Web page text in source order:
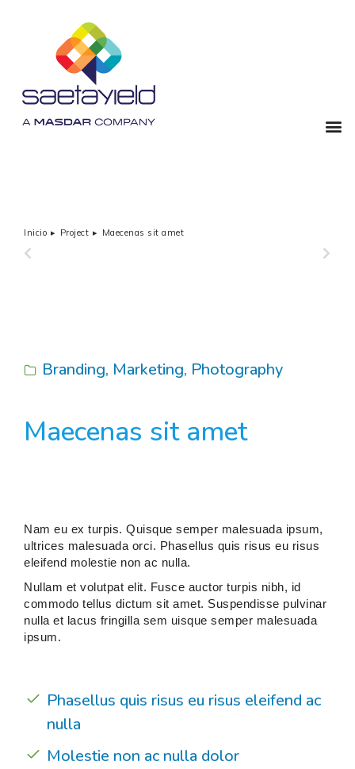
Estás aquí:
Inicio Project
Maecenas sit amet
Branding, Marketing, Photography
Maecenas sit amet
Nam eu ex turpis. Quisque semper malesuada ipsum,
ultrices malesuada orci. Phasellus quis risus eu risus
eleifend molestie non ac nulla.
Nullam et volutpat elit. Fusce auctor turpis nibh, id
commodo tellus dictum sit amet. Suspendisse pulvinar
nulla et lacus fringilla sem uisque semper malesuada
ipsum.
Phasellus quis risus eu risus eleifend ac
nulla
Molestie non ac nulla dolor